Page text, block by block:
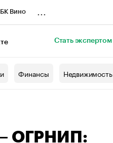
Вино
Стать экспертом
Финансы Недвижимость
— ОГРНИП: